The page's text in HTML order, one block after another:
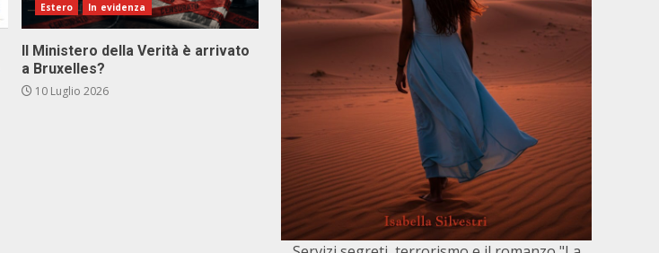
Estero In evidenza
Il Ministero della Verità è arrivato
a Bruxelles?
10 Luglio 2026